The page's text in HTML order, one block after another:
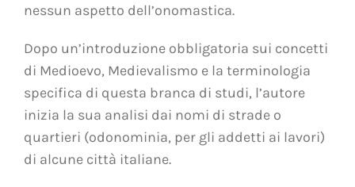
nessun aspetto dell’onomastica.
Dopo un’introduzione obbligatoria sui concetti
di Medioevo, Medievalismo e la terminologia
specifica di questa branca di studi, l’autore
inizia la sua analisi dai nomi di strade o
quartieri (odonominia, per gli addetti ai lavori)
di alcune città italiane.